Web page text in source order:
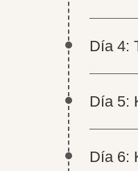
Día 4:
Día 5:
Día 6: